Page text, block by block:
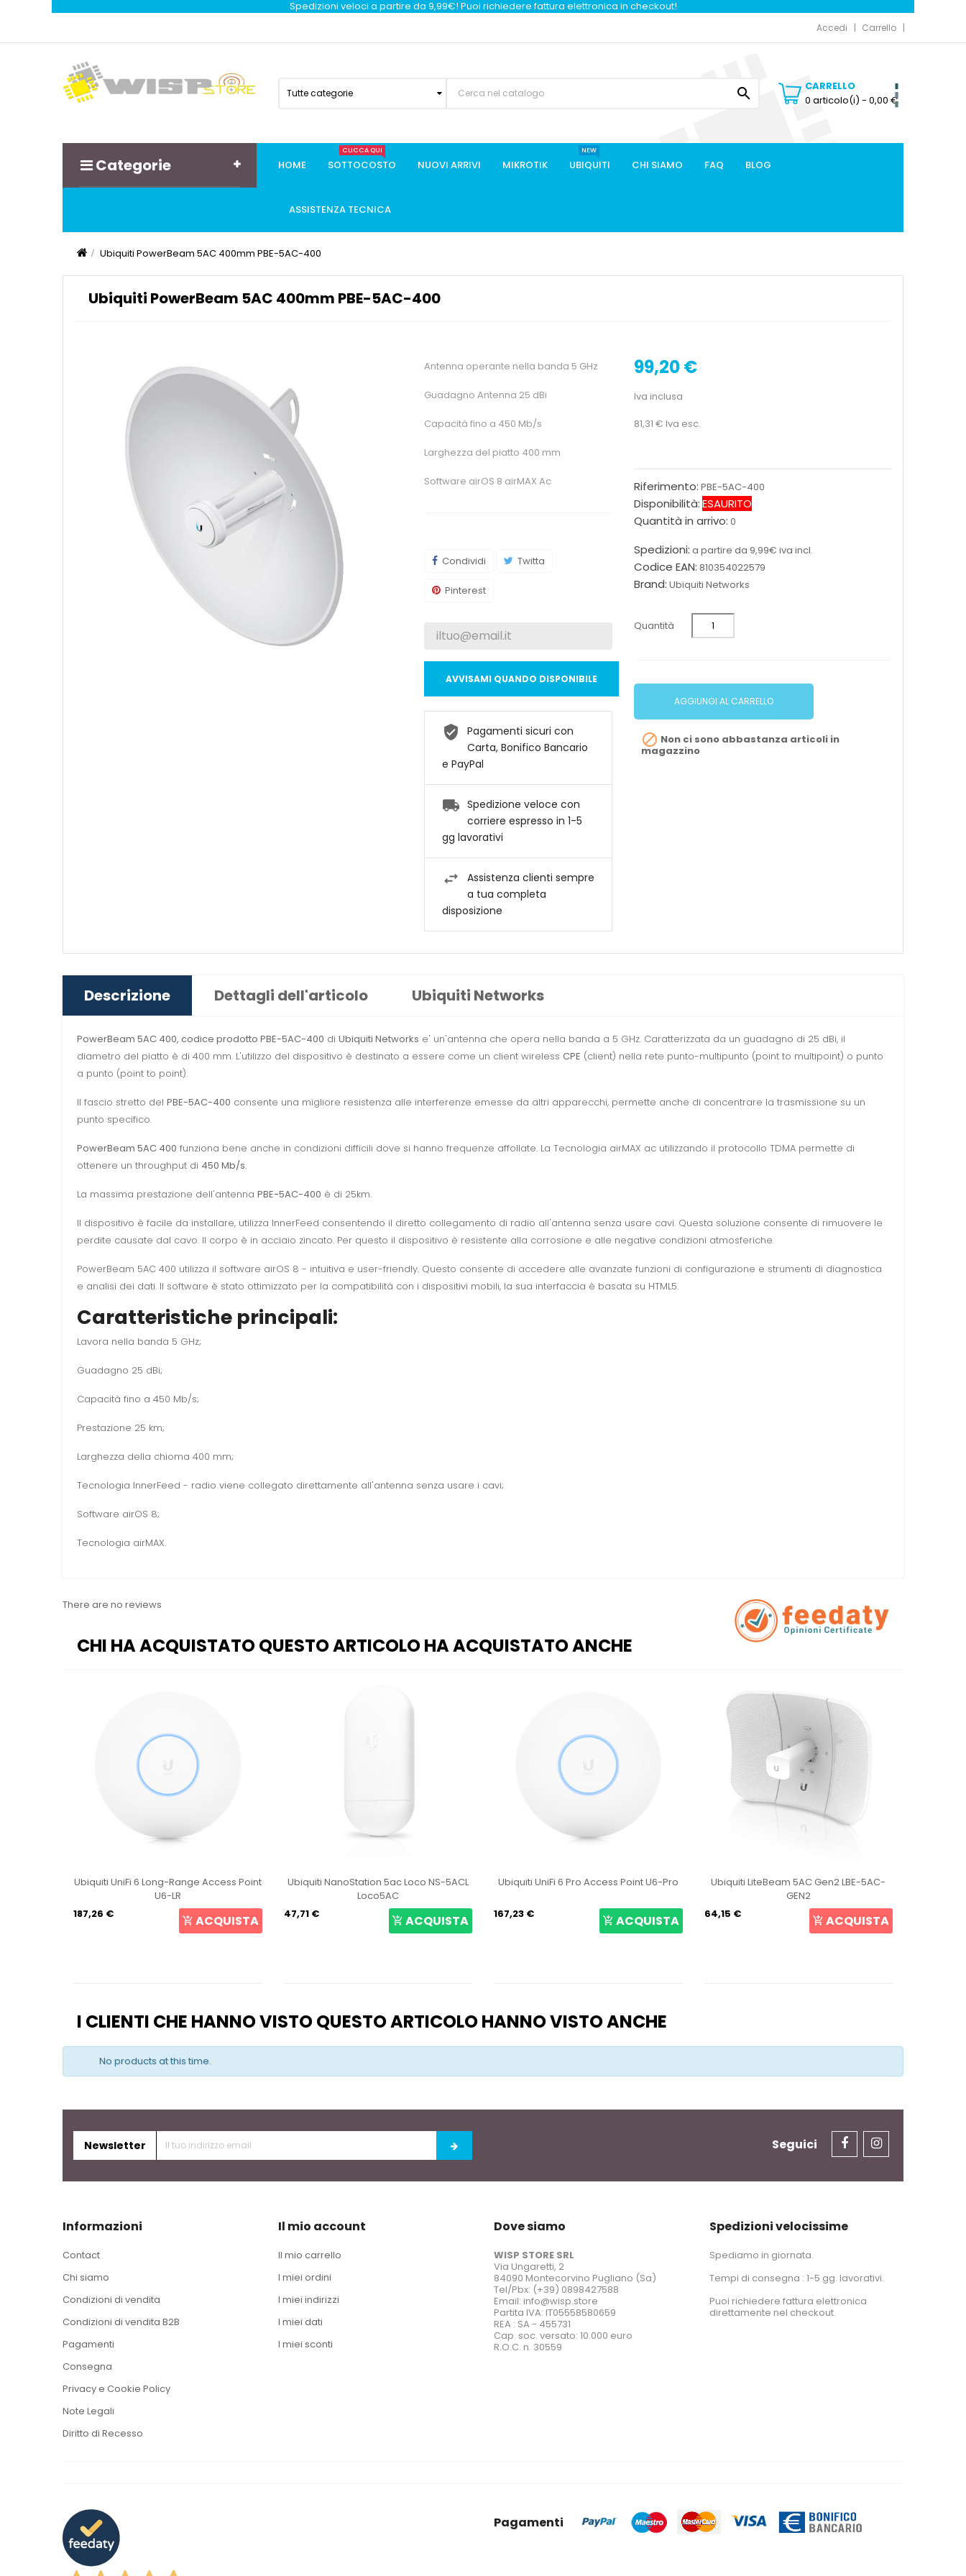
Spedizioni veloci a partire da 9,99€! Puoi richiedere fattura elettronica in checkout!
Accedi Carrello
Tutte categorie 
CARRELLO
0 articolo(i) - 0,00 €
Categorie HOME SOTTOCOSTO
CLICCA QUI
NUOVI ARRIVI MIKROTIK UBIQUITI
NEW
CHI SIAMO FAQ BLOG
ASSISTENZA TECNICA
Ubiquiti PowerBeam 5AC 400mm PBE-5AC-400
Ubiquiti PowerBeam 5AC 400mm PBE-5AC-400
99,20 €
Iva inclusa
81,31 € Iva esc.
Riferimento: PBE-5AC-400
Disponibilità:ESAURITO
Quantità in arrivo: 0
Spedizioni: a partire da 9,99€ iva incl.
Codice EAN: 810354022579
Brand: Ubiquiti Networks
Quantità
AGGIUNGI AL CARRELLO
 Non ci sono abbastanza articoli in
magazzino
Antenna operante nella banda 5 GHz
Guadagno Antenna 25 dBi
Capacità fino a 450 Mb/s
Larghezza del piatto 400 mm
Software airOS 8 airMAX Ac
Condividi Twitta
Pinterest
AVVISAMI QUANDO DISPONIBILE
Pagamenti sicuri con
Carta, Bonifico Bancario
e PayPal
Spedizione veloce con
corriere espresso in 1-5
gg lavorativi
Assistenza clienti sempre
a tua completa
disposizione
Descrizione Dettagli dell'articolo Ubiquiti Networks
PowerBeam 5AC 400, codice prodotto PBE-5AC-400 di Ubiquiti Networks e' un'antenna che opera nella banda a 5 GHz. Caratterizzata da un guadagno di 25 dBi, il
diametro del piatto è di 400 mm. L'utilizzo del dispositivo è destinato a essere come un client wireless CPE (client) nella rete punto-multipunto (point to multipoint) o punto
a punto (point to point).
Il fascio stretto del PBE-5AC-400 consente una migliore resistenza alle interferenze emesse da altri apparecchi, permette anche di concentrare la trasmissione su un
punto specifico.
PowerBeam 5AC 400 funziona bene anche in condizioni difficili dove si hanno frequenze affollate. La Tecnologia airMAX ac utilizzando il protocollo TDMA permette di
ottenere un throughput di 450 Mb/s.
La massima prestazione dell'antenna PBE-5AC-400 è di 25km.
Il dispositivo è facile da installare, utilizza InnerFeed consentendo il diretto collegamento di radio all'antenna senza usare cavi. Questa soluzione consente di rimuovere le
perdite causate dal cavo. Il corpo è in acciaio zincato. Per questo il dispositivo è resistente alla corrosione e alle negative condizioni atmosferiche.
PowerBeam 5AC 400 utilizza il software airOS 8 - intuitiva e user-friendly. Questo consente di accedere alle avanzate funzioni di configurazione e strumenti di diagnostica
e analisi dei dati. Il software è stato ottimizzato per la compatibilità con i dispositivi mobili, la sua interfaccia è basata su HTML5.
Caratteristiche principali:
Lavora nella banda 5 GHz;
Guadagno 25 dBi;
Capacità fino a 450 Mb/s;
Prestazione 25 km;
Larghezza della chioma 400 mm;
Tecnologia InnerFeed - radio viene collegato direttamente all'antenna senza usare i cavi;
Software airOS 8;
Tecnologia airMAX.
There are no reviews
CHI HA ACQUISTATO QUESTO ARTICOLO HA ACQUISTATO ANCHE
Ubiquiti UniFi 6 Long-Range Access Point
U6-LR
187,26 €
ACQUISTA
Ubiquiti NanoStation 5ac Loco NS-5ACL
Loco5AC
47,71 €
ACQUISTA
Ubiquiti UniFi 6 Pro Access Point U6-Pro
167,23 € ACQUISTA
Ubiquiti LiteBeam 5AC Gen2 LBE-5AC-
GEN2
64,15 €
ACQUISTA
I CLIENTI CHE HANNO VISTO QUESTO ARTICOLO HANNO VISTO ANCHE
No products at this time.
Newsletter Seguici
Informazioni
Contact
Chi siamo
Condizioni di vendita
Condizioni di vendita B2B
Pagamenti
Consegna
Privacy e Cookie Policy
Note Legali
Diritto di Recesso
Il mio account
Il mio carrello
I miei ordini
I miei indirizzi
I miei dati
I miei sconti
Dove siamo
WISP STORE SRL
Via Ungaretti, 2
84090 Montecorvino Pugliano (Sa)
Tel/Pbx: (+39) 0898427588
Email: info@wisp.store
Partita IVA: IT05558580659
REA : SA - 455731
Cap. soc. versato: 10.000 euro
R.O.C. n. 30559
Spedizioni velocissime
Spediamo in giornata.
Tempi di consegna : 1-5 gg. lavorativi.
Puoi richiedere fattura elettronica
direttamente nel checkout.
Pagamenti